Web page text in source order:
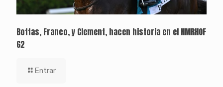
Bottas, Franco, y Clement, hacen historia en el NMRHOF
G2
Entrar